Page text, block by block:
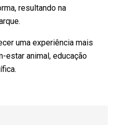
resultando na
uma experiência mais
estar animal, educação